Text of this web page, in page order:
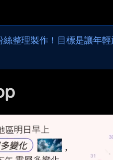
整理製作！目標是讓年